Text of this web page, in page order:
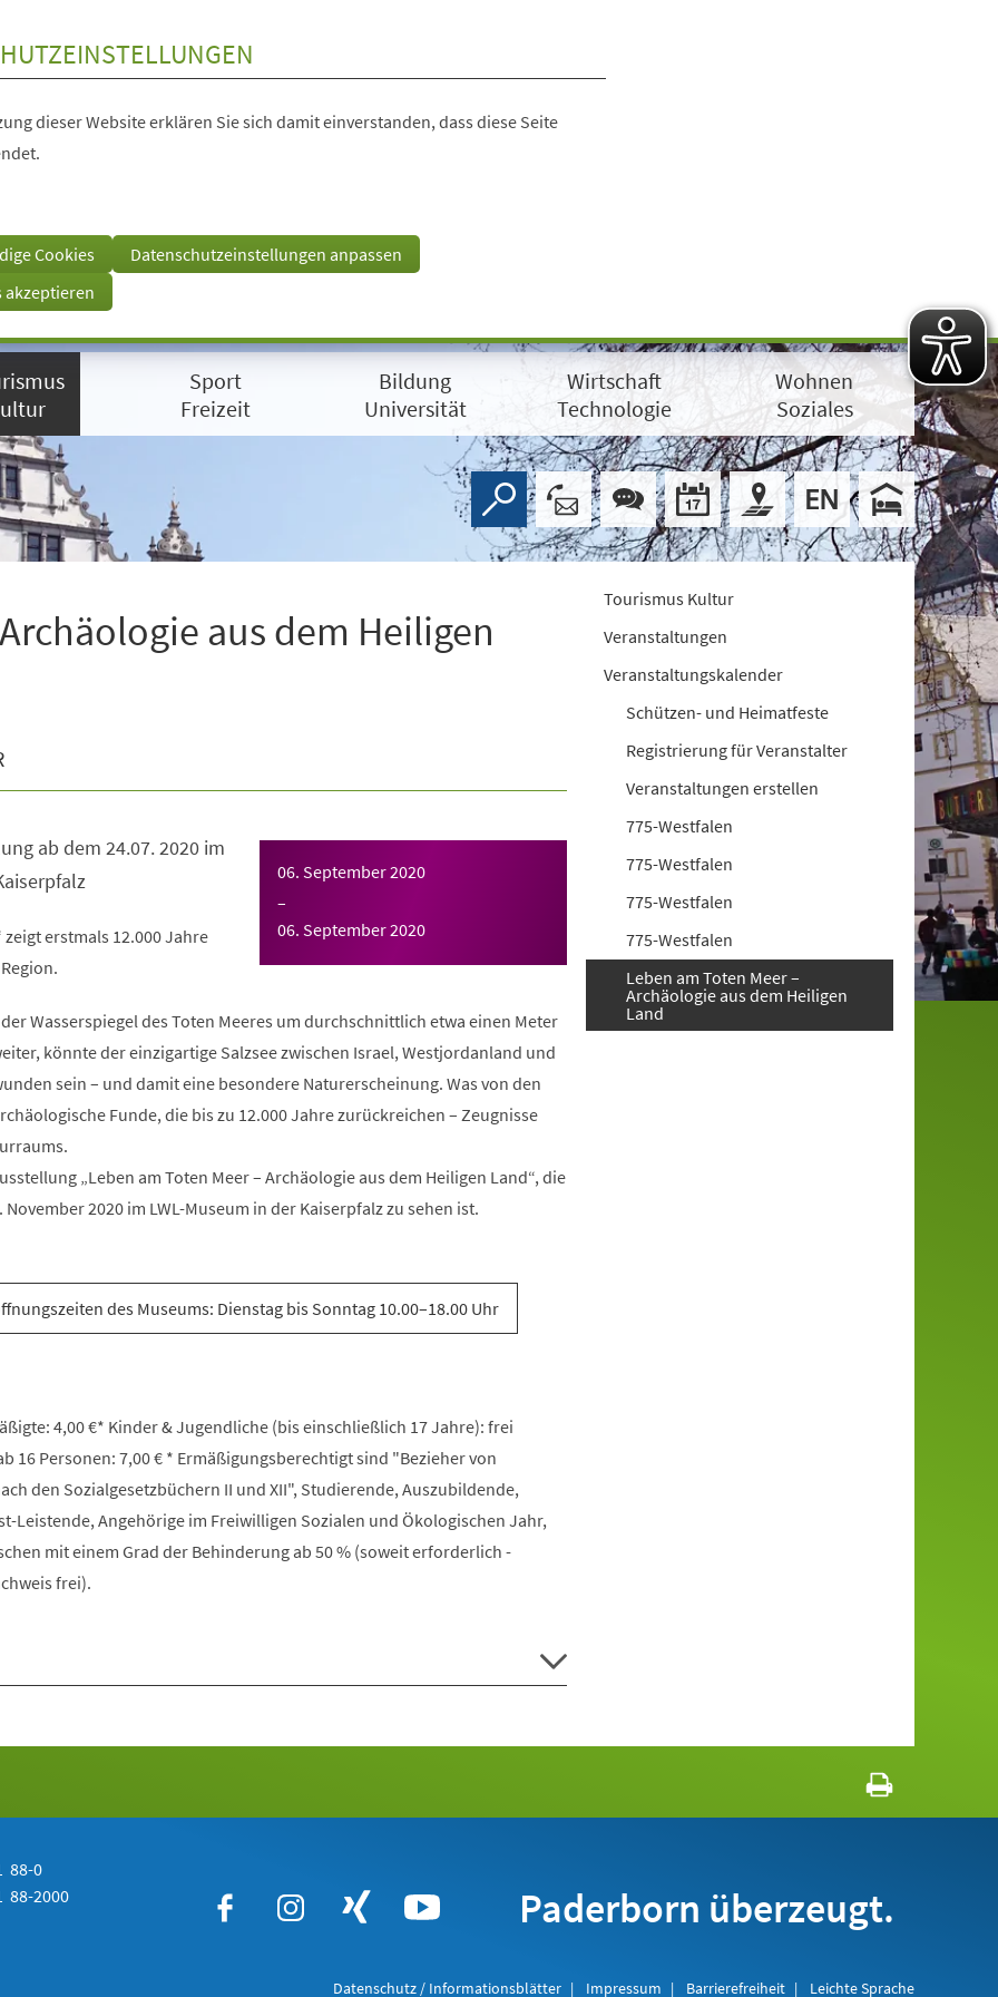
dieser Website erklären Sie sich damit einverstanden, dass diese Seite
Cookies
Datenschutzeinstellungen anpassen
akzeptieren
Sport
Freizeit
Bildung
Universität
Wirtschaft
Technologie
Wohnen
Soziales
aus dem Heiligen
06. September 2020
–
06. September 2020
ab dem 24.07. 2020 im
zeigt erstmals 12.000 Jahre
Wasserspiegel des Toten Meeres um durchschnittlich etwa einen Meter
könnte der einzigartige Salzsee zwischen Israel, Westjordanland und
sein – und damit eine besondere Naturerscheinung. Was von den
Funde, die bis zu 12.000 Jahre zurückreichen – Zeugnisse
„Leben am Toten Meer – Archäologie aus dem Heiligen Land“, die
November 2020 im LWL-Museum in der Kaiserpfalz zu sehen ist.
des Museums: Dienstag bis Sonntag 10.00–18.00 Uhr
4,00 €* Kinder & Jugendliche (bis einschließlich 17 Jahre): frei
16 Personen: 7,00 € * Ermäßigungsberechtigt sind "Bezieher von
den Sozialgesetzbüchern II und XII", Studierende, Auszubildende,
Leistende, Angehörige im Freiwilligen Sozialen und Ökologischen Jahr,
mit einem Grad der Behinderung ab 50 % (soweit erforderlich -
frei).
Tourismus Kultur
Veranstaltungen
Veranstaltungskalender
Schützen- und Heimatfeste
Registrierung für Veranstalter
Veranstaltungen erstellen
775-Westfalen
775-Westfalen
775-Westfalen
775-Westfalen
Leben am Toten Meer –
Archäologie aus dem Heiligen
Land
88-0
88-2000 Paderborn überzeugt.
Datenschutz / Informationsblätter Impressum Barrierefreiheit Leichte Sprache